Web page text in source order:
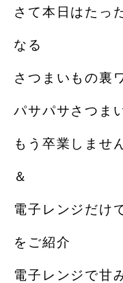
さて本日はたっ
なる
さつまいもの裏
パサパサさつま
もう卒業しませ
＆
電子レンジだけ
をご紹介
電子レンジで甘